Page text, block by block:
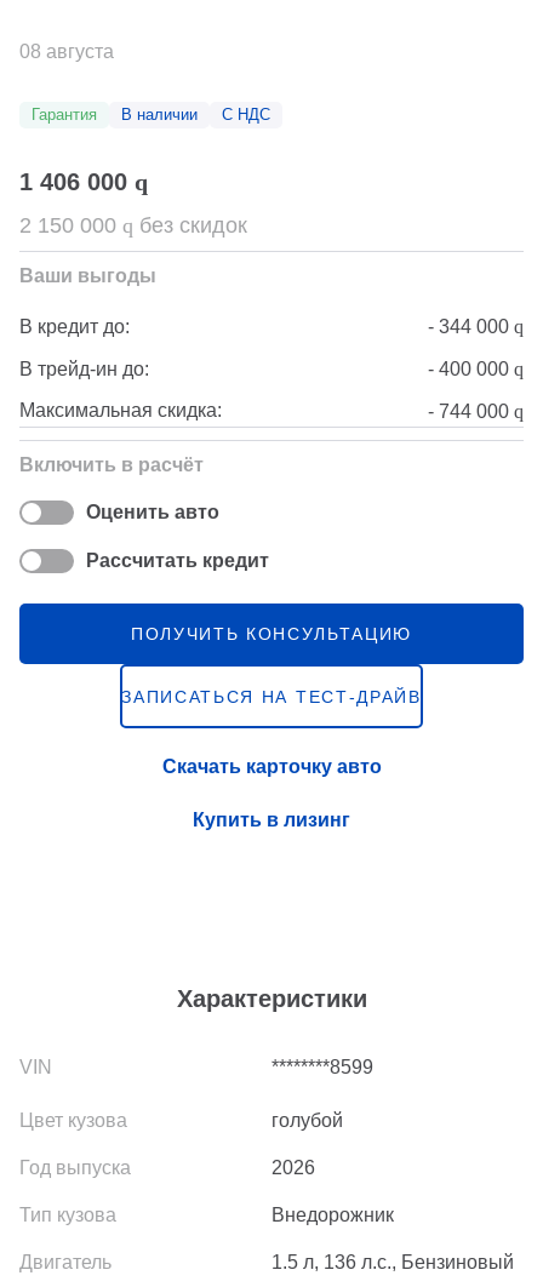
Характеристики
********8599
голубой
2026
Внедорожник
1.5 л, 136 л.с., Бензиновый
08 августа
Гарантия В наличии С НДС
1 406 000 q
2 150 000 q без скидок
Ваши выгоды
В кредит до: - 344 000 q
В трейд-ин до: - 400 000 q
Максимальная скидка: - 744 000 q
Включить в расчёт
Оценить авто
Рассчитать кредит
ПОЛУЧИТЬ КОНСУЛЬТАЦИЮ
ЗАПИСАТЬСЯ НА ТЕСТ-ДРАЙВ
Скачать карточку авто
Купить в лизинг